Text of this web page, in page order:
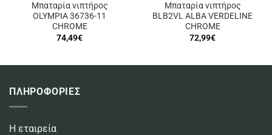
Μπαταρία νιπτήρος
OLYMPIA 36736-11
CHROME
74,49€
Μπαταρία νιπτήρος
BLB2VL ALBA VERDELINE
CHROME
72,99€
ΠΛΗΡΟΦΟΡΙΕΣ
Η εταιρεία